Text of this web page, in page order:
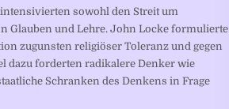
sowohl den Streit um
Glauben und Lehre. John Locke formulierte
zugunsten religiöser Toleranz und gegen
dazu forderten radikalere Denker wie
Schranken des Denkens in Frage